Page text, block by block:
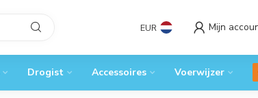
EUR Mijn
Drogist Accessoires Voerwijzer